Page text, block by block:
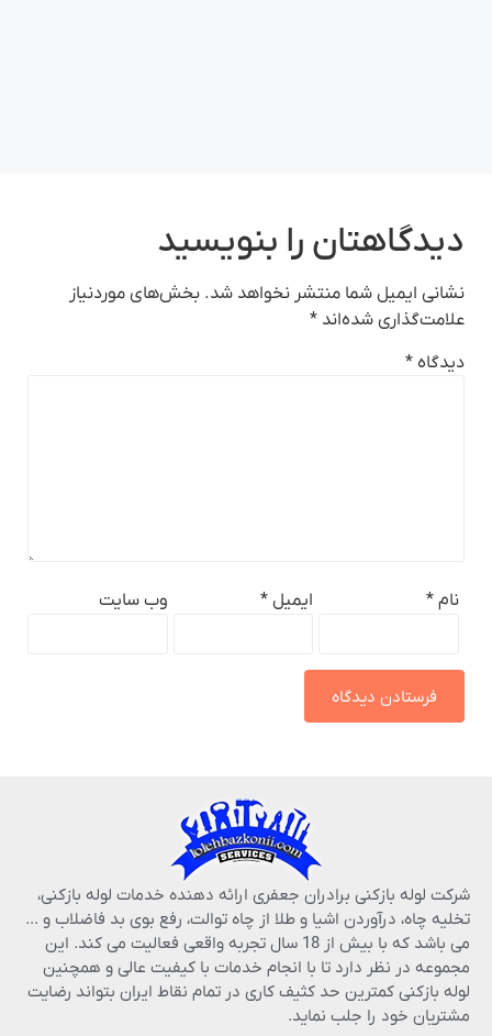
دیدگاهتان را بنویسید
نشانی ایمیل شما منتشر نخواهد شد. بخش‌های موردنیاز
علامت‌گذاری شده‌اند *
دیدگاه *
نام * ایمیل * وب‌ سایت
شرکت لوله بازکنی برادران جعفری ارائه دهنده خدمات لوله بازکنی،
تخلیه چاه، درآوردن اشیا و طلا از چاه توالت، رفع بوی بد فاضلاب و …
می باشد که با بیش از 18 سال تجربه واقعی فعالیت می کند. این
مجموعه در نظر دارد تا با انجام خدمات با کیفیت عالی و همچنین
لوله بازکنی کمترین حد کثیف کاری در تمام نقاط ایران بتواند رضایت
مشتریان خود را جلب نماید.